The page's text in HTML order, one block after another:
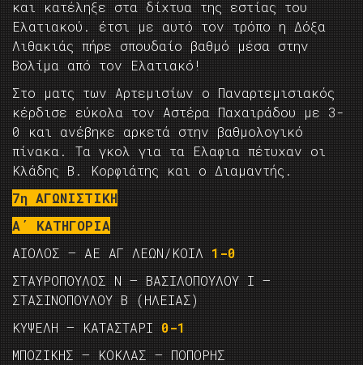
και κατέληξε στα δίχτυα της εστίας του
Ελατιακού. έτσι με αυτό τον τρόπο η Δόξα
Λιθακιάς πήρε σπουδαίο βαθμό μέσα στην
Βολίμα από τον Ελατιακό!
Στο ματς των Αρτεμισίων ο Παναρτεμισιακός
κέρδισε εύκολα τον Αστέρα Παχαιράδου με 3-
0 και ανέβηκε αρκετά στην βαθμολογικό
πίνακα. Τα γκολ για τα Ελαφια πέτυχαν οι
Κλάδης Β. Κορφιάτης και ο Διαμαντής.
7η ΑΓΩΝΙΣΤΙΚΗ
Α΄ ΚΑΤΗΓΟΡΙΑ
ΑΙΟΛΟΣ – ΑΕ ΑΓ ΛΕΩΝ/ΚΟΙΛ 1-0
ΣΤΑΥΡΟΠΟΥΛΟΣ Ν – ΒΑΣΙΛΟΠΟΥΛΟΥ Ι –
ΣΤΑΣΙΝΟΠΟΥΛΟΥ Β (ΗΛΕΙΑΣ)
ΚΥΨΕΛΗ – ΚΑΤΑΣΤΑΡΙ 0-1
ΜΠΟΖΙΚΗΣ – ΚΟΚΛΑΣ – ΠΟΠΟΡΗΣ